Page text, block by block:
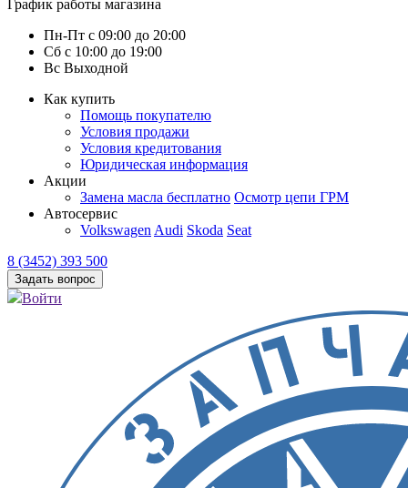
График работы магазина
Пн-Пт с 09:00 до 20:00
Сб с 10:00 до 19:00
Вс Выходной
Как купить
Помощь покупателю
Условия продажи
Условия кредитования
Юридическая информация
Акции
Замена масла бесплатно Осмотр цепи ГРМ
Автосервис
Volkswagen Audi Skoda Seat
8 (3452) 393 500
Задать вопрос
Войти